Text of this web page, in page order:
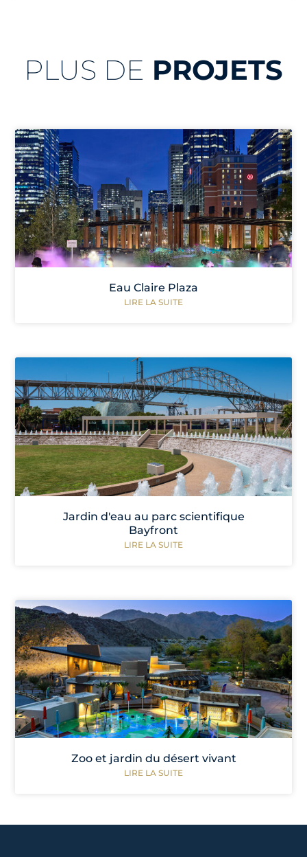
PLUS DE PROJETS
Eau Claire Plaza
LIRE LA SUITE
Jardin d'eau au parc scientifique
Bayfront
LIRE LA SUITE
Zoo et jardin du désert vivant
LIRE LA SUITE